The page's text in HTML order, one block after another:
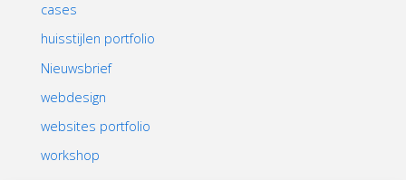
cases
huisstijlen portfolio
Nieuwsbrief
webdesign
websites portfolio
workshop